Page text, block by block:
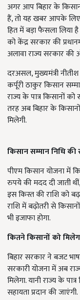
अगर आप बिहार के
हैं, तो यह खबर आपके लिए
हित में बड़ा फैसला
को केंद्र सरकार की
अलावा राज्य सरकार की
दरअसल, मुख्यमंत्री
कर्पूरी ठाकुर किसान
राज्य के पात्र किसानों
तरह अब बिहार के
मिलेगी.
किसान सम्मान निधि की
पीएम किसान योजना में
रुपये की मदद दी जाती
इस किस्त की राशि को
राशि में बढ़ोतरी से
भी इजाफा होगा.
कितने किसानों को
बिहार सरकार ने बजट
सरकारी योजना में अब
मिलेगा. यानी राज्य के
सहायता प्रदान की जाएंगी.